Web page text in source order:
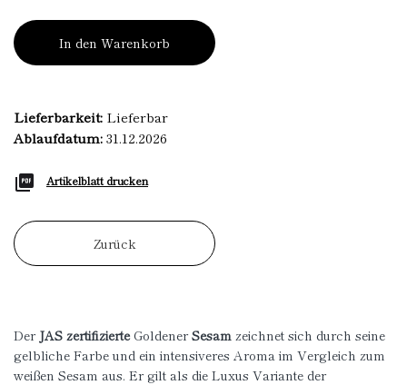
In den Warenkorb
Lieferbarkeit: Lieferbar
Ablaufdatum:31.12.2026
Artikelblatt drucken
Zurück
Der JAS zertifizierteGoldenerSesam zeichnet sich durch seine
gelbliche Farbe und ein intensiveres Aroma im Vergleich zum
weißen Sesam aus. Er gilt als die Luxus Variante der